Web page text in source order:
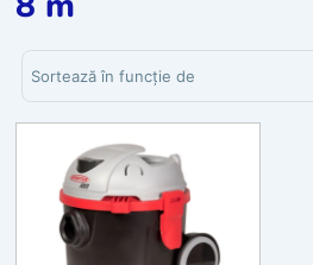
Sortează produsele